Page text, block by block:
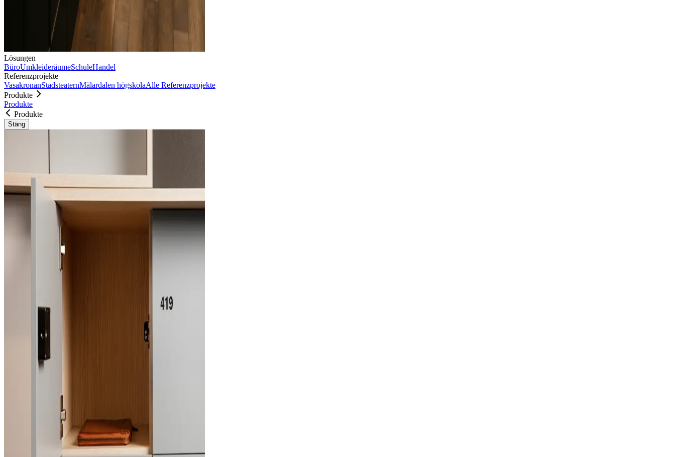
Lösungen
BüroUmkleideräumeSchuleHandel
Referenzprojekte
VasakronanStadsteaternMälardalen högskolaAlle Referenzprojekte
Produkte
Produkte
Produkte
Stäng